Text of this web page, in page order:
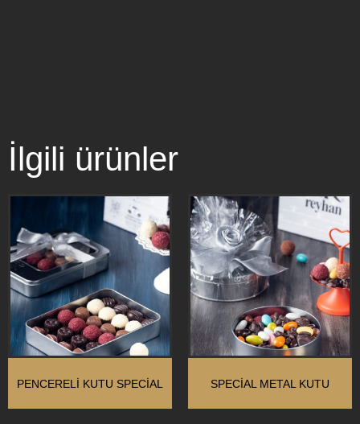
İlgili ürünler
PENCERELİ KUTU SPECİAL SPECİAL METAL KUTU